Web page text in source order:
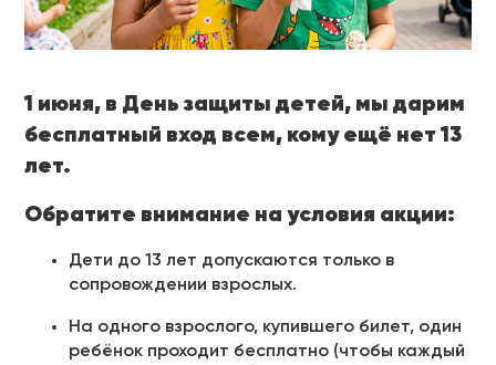
1 июня, в День защиты детей, мы дарим
бесплатный вход всем, кому ещё нет 13
лет.
Обратите внимание на условия акции:
Дети до 13 лет допускаются только в
сопровождении взрослых.
На одного взрослого, купившего билет, один
ребёнок проходит бесплатно (чтобы каждый